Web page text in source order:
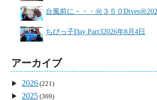
台風前に・・・㊗３５０Dives㊗
ちびっ子Day Part32026年8月4日
アーカイブ
2026 (221)
2025 (369)